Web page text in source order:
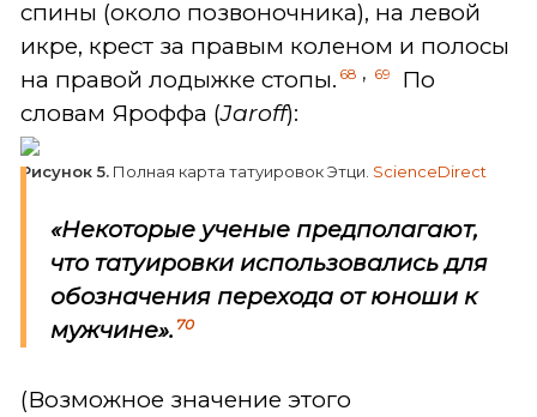
спины (около позвоночника), на левой
икре, крест за правым коленом и полосы
на правой лодыжке стопы. 68 , 69
По
словам Яроффа (Jaroff):
Рисунок 5. Полная карта татуировок Этци. ScienceDirect
«Некоторые ученые предполагают,
что татуировки использовались для
обозначения перехода от юноши к
мужчине». 70
(Возможное значение этого